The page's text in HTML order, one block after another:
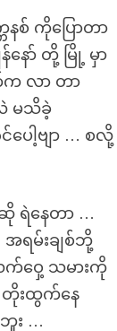
စ် ကိုပြောတာ
နော် တို့ မြို့ မှာ
က လာ တာ
မသိခဲ့
ါ့ဗျာ … စလို့
ရဲနေတာ …
ရမ်းချစ်ဘို့
က်ဝှေ့ သမားကို
တိုးထွက်နေ
း …